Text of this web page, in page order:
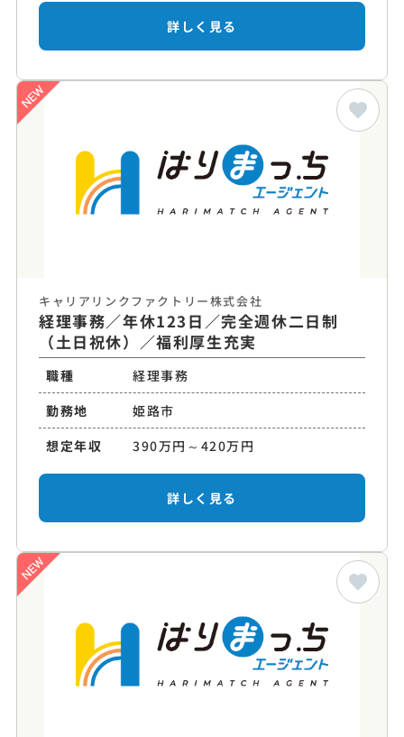
詳しく見る
キャリアリンクファクトリー株式会社
経理事務／年休123日／完全週休二日制
（土日祝休）／福利厚生充実
職種
経理事務
勤務地
姫路市
想定年収
390万円～420万円
詳しく見る